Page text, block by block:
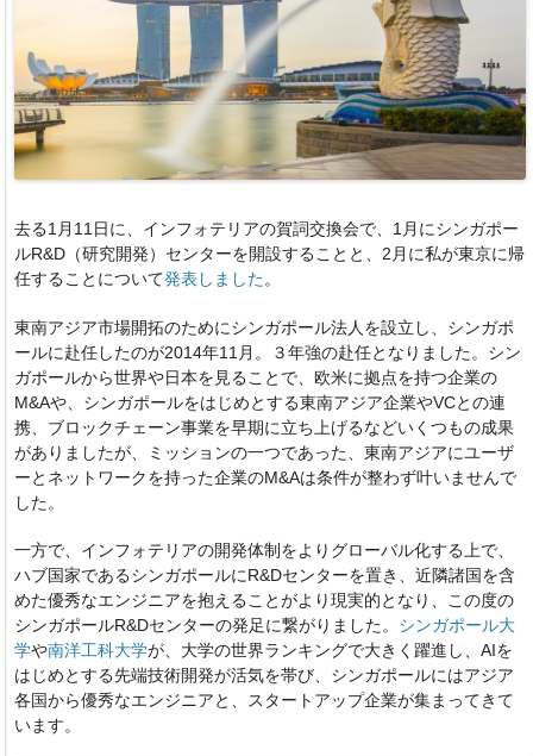
去る1月11日に、インフォテリアの賀詞交換会で、1月にシンガポー
ルR&D（研究開発）センターを開設することと、2月に私が東京に帰
任することについて発表しました。
東南アジア市場開拓のためにシンガポール法人を設立し、シンガポ
ールに赴任したのが2014年11月。３年強の赴任となりました。シン
ガポールから世界や日本を見ることで、欧米に拠点を持つ企業の
M&Aや、シンガポールをはじめとする東南アジア企業やVCとの連
携、ブロックチェーン事業を早期に立ち上げるなどいくつもの成果
がありましたが、ミッションの一つであった、東南アジアにユーザ
ーとネットワークを持った企業のM&Aは条件が整わず叶いませんで
した。
一方で、インフォテリアの開発体制をよりグローバル化する上で、
ハブ国家であるシンガポールにR&Dセンターを置き、近隣諸国を含
めた優秀なエンジニアを抱えることがより現実的となり、この度の
シンガポールR&Dセンターの発足に繋がりました。 シンガポール大
学や南洋工科大学が、大学の世界ランキングで大きく躍進し、AIを
はじめとする先端技術開発が活気を帯び、シンガポールにはアジア
各国から優秀なエンジニアと、スタートアップ企業が集まってきて
います。